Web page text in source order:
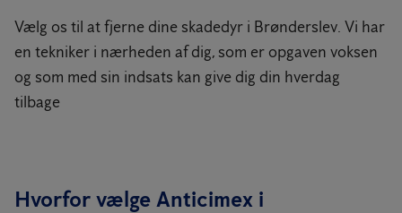
Vælg os til at fjerne dine skadedyr i Brønderslev. Vi har
en tekniker i nærheden af dig, som er opgaven voksen
og som med sin indsats kan give dig din hverdag
tilbage
Hvorfor vælge Anticimex i